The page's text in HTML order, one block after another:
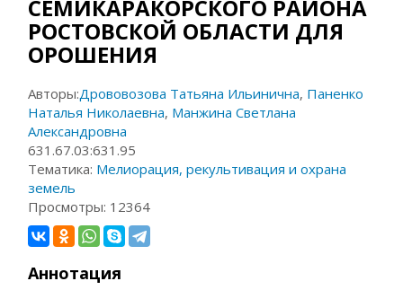
СЕМИКАРАКОРСКОГО РАЙОНА
РОСТОВСКОЙ ОБЛАСТИ ДЛЯ
ОРОШЕНИЯ
Авторы:Дрововозова Татьяна Ильинична, Паненко
Наталья Николаевна, Манжина Светлана
Александровна
631.67.03:631.95
Тематика: Мелиорация, рекультивация и охрана
земель
Просмотры: 12364
Аннотация